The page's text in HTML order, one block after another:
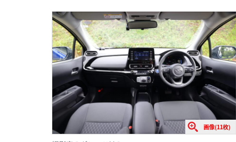
画像(11枚)